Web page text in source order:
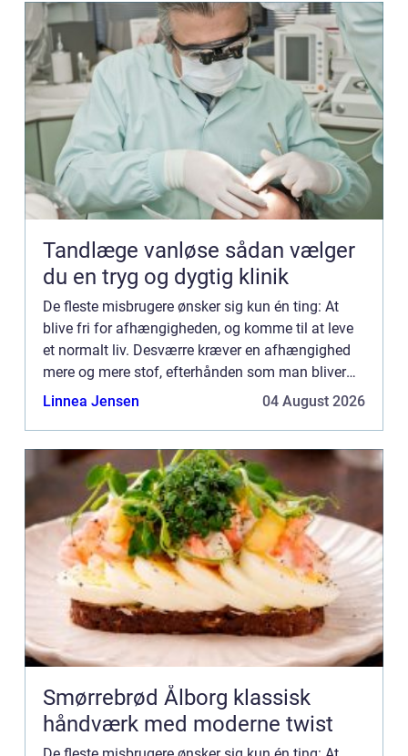
Tandlæge vanløse sådan vælger
du en tryg og dygtig klinik
De fleste misbrugere ønsker sig kun én ting: At
blive fri for afhængigheden, og komme til at leve
et normalt liv. Desværre kræver en afhængighed
mere og mere stof, efterhånden som man bliver
viklet længere og længere ind i misbruget. Uanset
Linnea Jensen 04 August 2026
Smørrebrød Ålborg klassisk
håndværk med moderne twist